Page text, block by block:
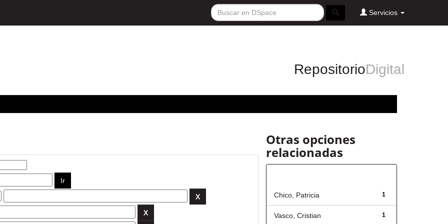
Servicios
RepositorioDigital
Otras opciones
relacionadas
1
Chico, Patricia
1
Vasco, Cristian